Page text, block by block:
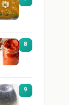
8
9